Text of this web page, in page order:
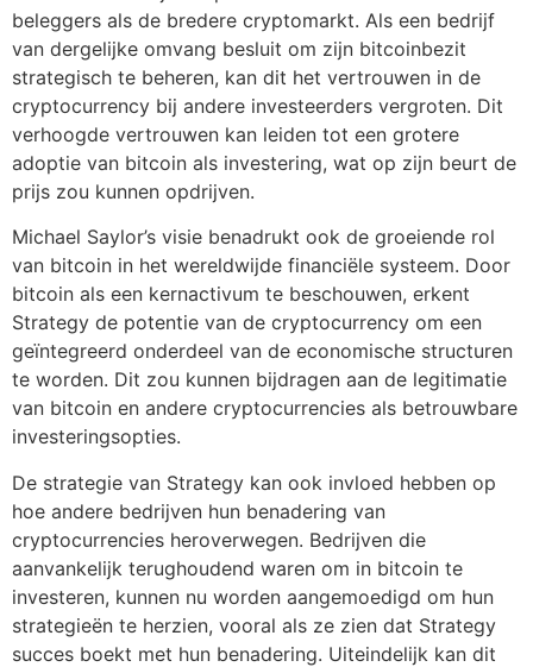
beleggers als de bredere cryptomarkt. Als een bedrijf
van dergelijke omvang besluit om zijn bitcoinbezit
strategisch te beheren, kan dit het vertrouwen in de
cryptocurrency bij andere investeerders vergroten. Dit
verhoogde vertrouwen kan leiden tot een grotere
adoptie van bitcoin als investering, wat op zijn beurt de
prijs zou kunnen opdrijven.
Michael Saylor’s visie benadrukt ook de groeiende rol
van bitcoin in het wereldwijde financiële systeem. Door
bitcoin als een kernactivum te beschouwen, erkent
Strategy de potentie van de cryptocurrency om een
geïntegreerd onderdeel van de economische structuren
te worden. Dit zou kunnen bijdragen aan de legitimatie
van bitcoin en andere cryptocurrencies als betrouwbare
investeringsopties.
De strategie van Strategy kan ook invloed hebben op
hoe andere bedrijven hun benadering van
cryptocurrencies heroverwegen. Bedrijven die
aanvankelijk terughoudend waren om in bitcoin te
investeren, kunnen nu worden aangemoedigd om hun
strategieën te herzien, vooral als ze zien dat Strategy
succes boekt met hun benadering. Uiteindelijk kan dit